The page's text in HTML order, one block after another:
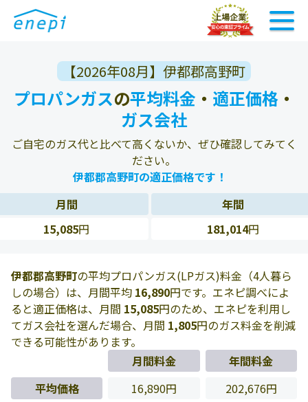
【2026年08月】伊都郡高野町
プロパンガスの平均料金 ・ 適正価格 ・
ガス会社
ご自宅のガス代と比べて高くないか、ぜひ確認してみてく
ださい。
伊都郡高野町の適正価格です！
月間
年間
15,085円 181,014円
伊都郡高野町の平均プロパンガス(LPガス)料金（4人暮ら
しの場合）は、月間平均 16,890円です。エネピ調べによ
ると適正価格は、月間 15,085円のため、エネピを利用し
てガス会社を選んだ場合、月間 1,805円のガス料金を削減
できる可能性があります。
月間料金
年間料金
平均価格
16,890円
202,676円